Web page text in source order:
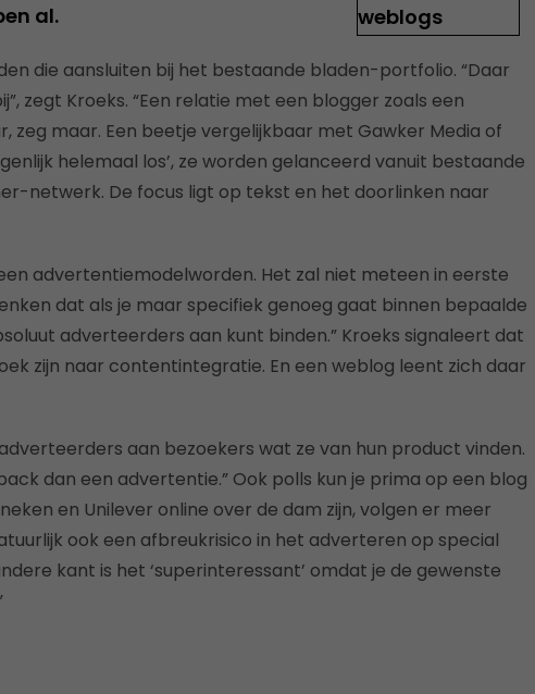
al.
die aansluiten bij het bestaande bladen-portfolio. “Daar
zegt Kroeks. “Een relatie met een blogger zoals een
zeg maar. Een beetje vergelijkbaar met Gawker Media of
helemaal los’, ze worden gelanceerd vanuit bestaande
netwerk. De focus ligt op tekst en het doorlinken naar
advertentiemodelworden. Het zal niet meteen in eerste
dat als je maar specifiek genoeg gaat binnen bepaalde
adverteerders aan kunt binden.” Kroeks signaleert dat
zijn naar contentintegratie. En een weblog leent zich daar
aan bezoekers wat ze van hun product vinden.
dan een advertentie.” Ook polls kun je prima op een blog
en Unilever online over de dam zijn, volgen er meer
ook een afbreukrisico in het adverteren op special
kant is het ‘superinteressant’ omdat je de gewenste